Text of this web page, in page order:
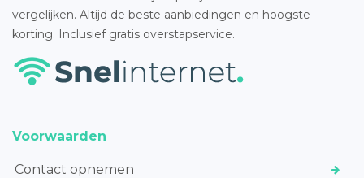
vergelijken. Altijd de beste aanbiedingen en hoogste
korting. Inclusief gratis overstapservice.
Voorwaarden
Contact opnemen